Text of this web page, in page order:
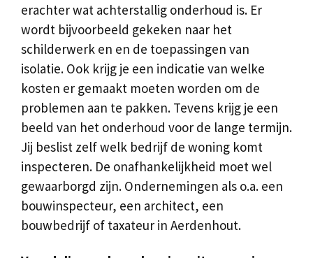
erachter wat achterstallig onderhoud is. Er
wordt bijvoorbeeld gekeken naar het
schilderwerk en en de toepassingen van
isolatie. Ook krijg je een indicatie van welke
kosten er gemaakt moeten worden om de
problemen aan te pakken. Tevens krijg je een
beeld van het onderhoud voor de lange termijn.
Jij beslist zelf welk bedrijf de woning komt
inspecteren. De onafhankelijkheid moet wel
gewaarborgd zijn. Ondernemingen als o.a. een
bouwinspecteur, een architect, een
bouwbedrijf of taxateur in Aerdenhout.